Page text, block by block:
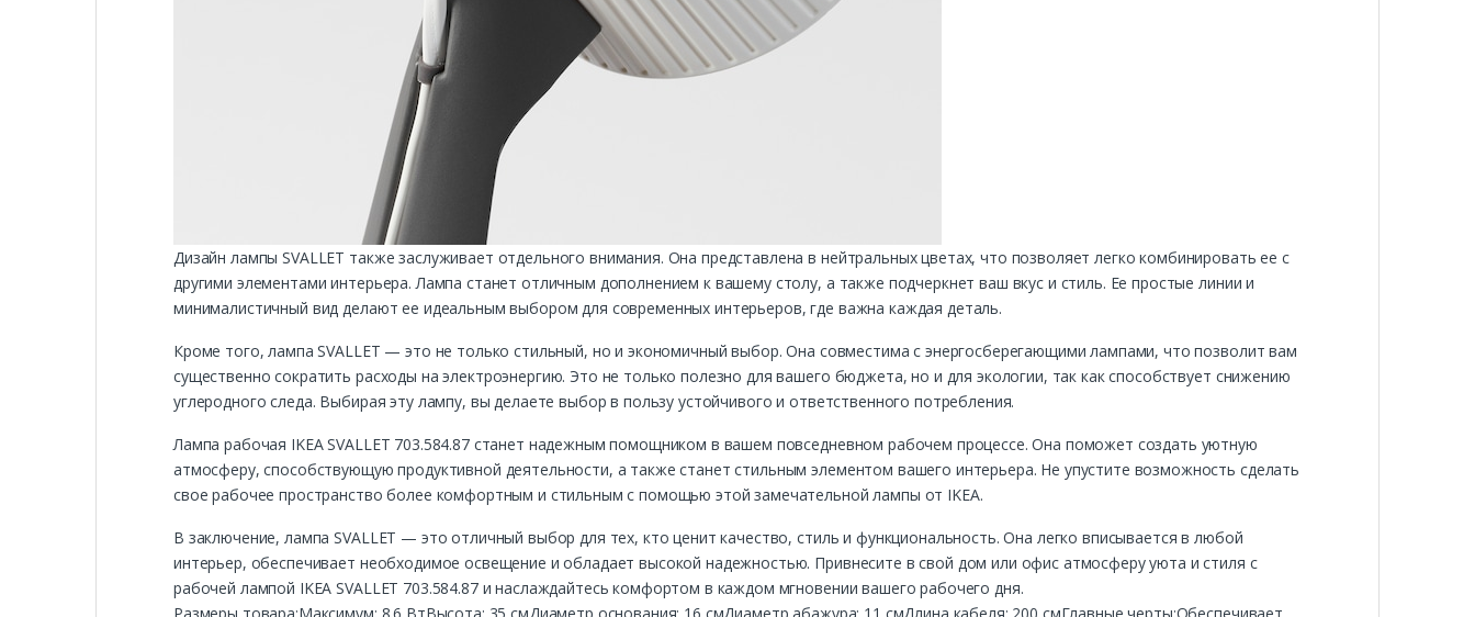
Дизайн лампы SVALLET также заслуживает отдельного внимания. Она представлена в нейтральных цветах, что позволяет легко комбинировать ее с
другими элементами интерьера. Лампа станет отличным дополнением к вашему столу, а также подчеркнет ваш вкус и стиль. Ее простые линии и
минималистичный вид делают ее идеальным выбором для современных интерьеров, где важна каждая деталь.
Кроме того, лампа SVALLET — это не только стильный, но и экономичный выбор. Она совместима с энергосберегающими лампами, что позволит вам
существенно сократить расходы на электроэнергию. Это не только полезно для вашего бюджета, но и для экологии, так как способствует снижению
углеродного следа. Выбирая эту лампу, вы делаете выбор в пользу устойчивого и ответственного потребления.
Лампа рабочая IKEA SVALLET 703.584.87 станет надежным помощником в вашем повседневном рабочем процессе. Она поможет создать уютную
атмосферу, способствующую продуктивной деятельности, а также станет стильным элементом вашего интерьера. Не упустите возможность сделать
свое рабочее пространство более комфортным и стильным с помощью этой замечательной лампы от IKEA.
В заключение, лампа SVALLET — это отличный выбор для тех, кто ценит качество, стиль и функциональность. Она легко вписывается в любой
интерьер, обеспечивает необходимое освещение и обладает высокой надежностью. Привнесите в свой дом или офис атмосферу уюта и стиля с
рабочей лампой IKEA SVALLET 703.584.87 и наслаждайтесь комфортом в каждом мгновении вашего рабочего дня.